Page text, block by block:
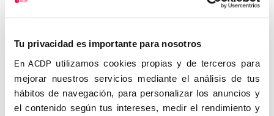
Tu privacidad es importante para nosotros
En ACDP utilizamos cookies propias y de terceros para
mejorar nuestros servicios mediante el análisis de tus
hábitos de navegación, para personalizar los anuncios y
el contenido según tus intereses, medir el rendimiento y
adscripción